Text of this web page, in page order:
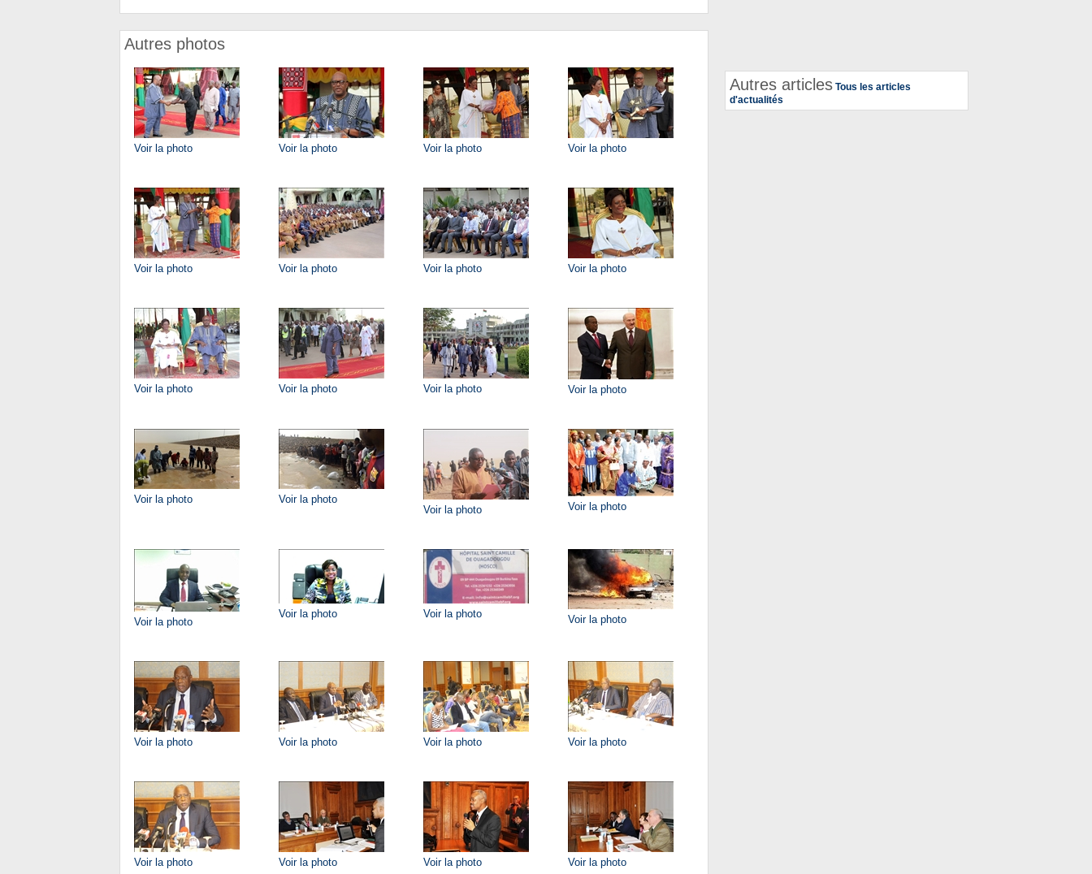
Autres photos
Voir la photo Voir la photo Voir la photo Voir la photo
Voir la photo Voir la photo Voir la photo Voir la photo
Voir la photo Voir la photo Voir la photo Voir la photo
Voir la photo
Voir la photo
Voir la photo
Voir la photo
Voir la photo
Voir la photo Voir la photo Voir la photo
Voir la photo Voir la photo Voir la photo Voir la photo
Voir la photo Voir la photo Voir la photo Voir la photo
Autres articles Tous les articles
d'actualités